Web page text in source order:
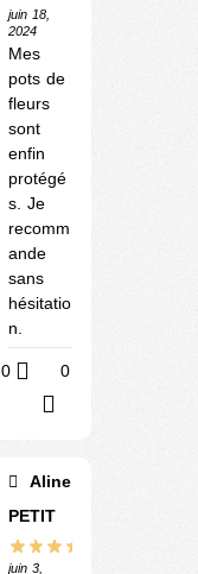
juin 18,
2024
Mes
pots de
fleurs
sont
enfin
protégé
s. Je
recomm
ande
sans
hésitatio
n.
0 0
Aline
PETIT
juin 3,